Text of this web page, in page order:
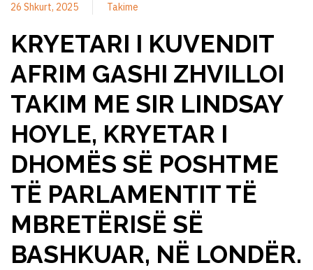
26 Shkurt, 2025 Takime
KRYETARI I KUVENDIT
AFRIM GASHI ZHVILLOI
TAKIM ME SIR LINDSAY
HOYLE, KRYETAR I
DHOMËS SË POSHTME
TË PARLAMENTIT TË
MBRETËRISË SË
BASHKUAR, NË LONDËR.